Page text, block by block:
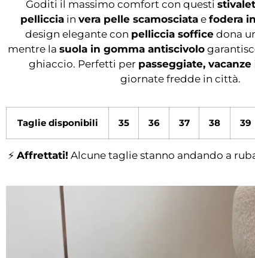
Goditi il massimo comfort con questi
pelliccia in vera pelle scamosciata e fodera
design elegante con pelliccia soffice dona
mentre la suola in gomma antiscivolo
ghiaccio. Perfetti per passeggiate,
giornate fredde in città.
Taglie disponibili 35 36 37 38 39
⚡ Affrettati! Alcune taglie stanno andando a